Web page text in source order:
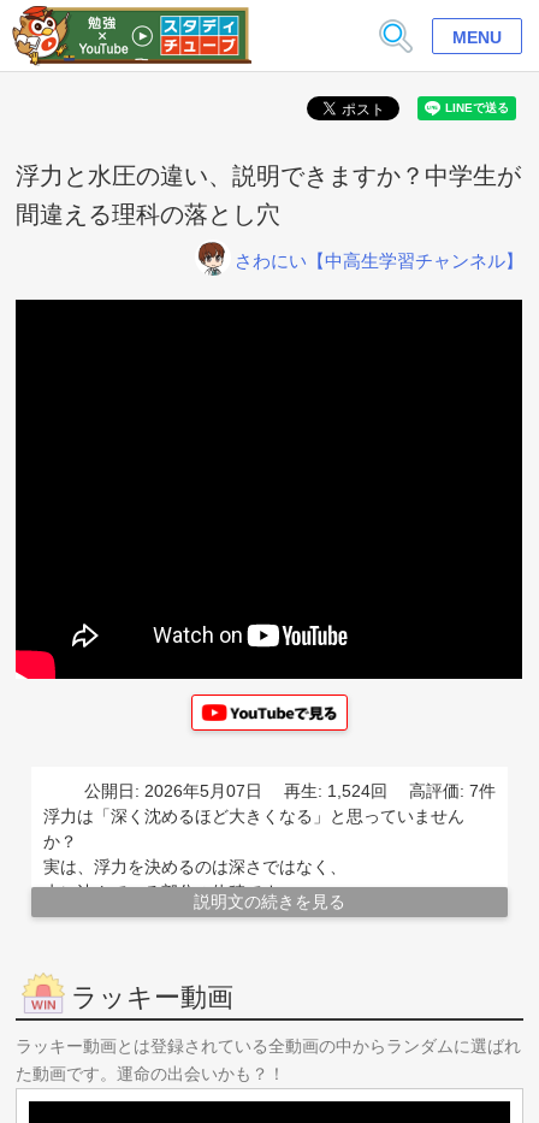
MENU
浮力と水圧の違い、説明できますか？中学生が
間違える理科の落とし穴
さわにい【中高生学習チャンネル】
高評価: 7件
再生: 1,524回
公開日: 2026年5月07日
浮力は「深く沈めるほど大きくなる」と思っていません
か？
実は、浮力を決めるのは深さではなく、
水に沈んでいる部分の体積です。
物体が完全に水中に沈むまでは、沈んでいる体積が増える
でも、完全に沈んだあとは、どれだけ深くしても沈んでい
る体積は変わりません。
つまり、浮力は一定です。
「深いほど大きくなる」のは浮力ではなく水圧。
ここは中学理科のテストでかなり狙われます。
こういうミスを防ぐポイントを、1冊の本にまとめました。
説明文の続きを見る
ラッキー動画
ラッキー動画とは登録されている全動画の中からランダムに選ばれ
た動画です。運命の出会いかも？！